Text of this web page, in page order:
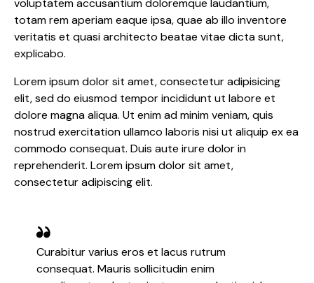
voluptatem accusantium doloremque laudantium,
totam rem aperiam eaque ipsa, quae ab illo inventore
veritatis et quasi architecto beatae vitae dicta sunt,
explicabo.
Lorem ipsum dolor sit amet, consectetur adipisicing
elit, sed do eiusmod tempor incididunt ut labore et
dolore magna aliqua. Ut enim ad minim veniam, quis
nostrud exercitation ullamco laboris nisi ut aliquip ex ea
commodo consequat. Duis aute irure dolor in
reprehenderit. Lorem ipsum dolor sit amet,
consectetur adipiscing elit.
Curabitur varius eros et lacus rutrum
consequat. Mauris sollicitudin enim